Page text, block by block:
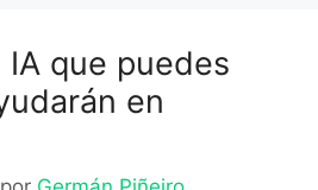
que puedes
en